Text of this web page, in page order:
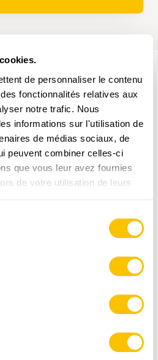
de personnaliser le contenu
fonctionnalités relatives aux
notre trafic. Nous
informations sur l'utilisation de
de médias sociaux, de
peuvent combiner celles-ci
que vous leur avez fournies
de votre utilisation de leurs
RANDONNÉE
Données:
swisstopo
www.suisse-rando.ch